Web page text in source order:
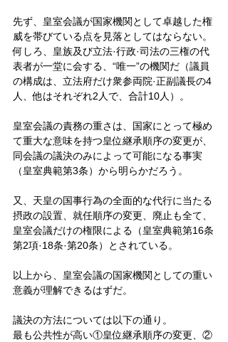
先ず、皇室会議が国家機関として卓越した権
威を帯びている点を見落としてはならない。
何しろ、皇族及び立法·行政·司法の三権の代
表者が一堂に会する、“唯一”の機関だ（議員
の構成は、立法府だけ衆参両院·正副議長の4
人、他はそれぞれ2人で、合計10人）。
皇室会議の責務の重さは、国家にとって極め
て重大な意味を持つ皇位継承順序の変更が、
同会議の議決のみによって可能になる事実
（皇室典範第3条）から明らかだろう。
又、天皇の国事行為の全面的な代行に当たる
摂政の設置、就任順序の変更、廃止も全て、
皇室会議だけの権限による（皇室典範第16条
第2項·18条·第20条）とされている。
以上から、皇室会議の国家機関としての重い
意義が理解できるはずだ。
議決の方法については以下の通り。
最も公共性が高い①皇位継承順序の変更、②